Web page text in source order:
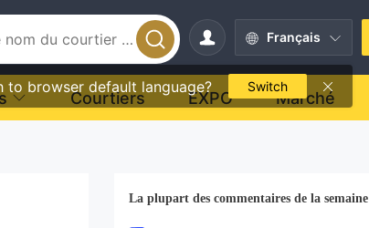
Français
to browser default language? Switch
Courtiers EXPO Marché
La plupart des commentaires de la semaine